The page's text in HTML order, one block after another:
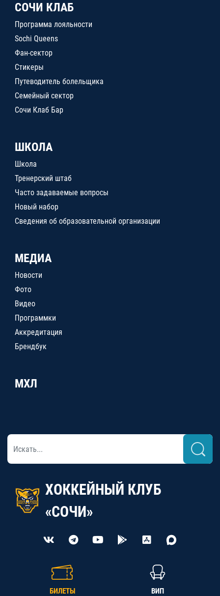
СОЧИ КЛАБ
Программа лояльности
Sochi Queens
Фан-сектор
Стикеры
Путеводитель болельщика
Семейный сектор
Сочи Клаб Бар
ШКОЛА
Школа
Тренерский штаб
Часто задаваемые вопросы
Новый набор
Сведения об образовательной организации
МЕДИА
Новости
Фото
Видео
Программки
Аккредитация
Брендбук
МХЛ
ХОККЕЙНЫЙ КЛУБ
«СОЧИ»
БИЛЕТЫ ВИП